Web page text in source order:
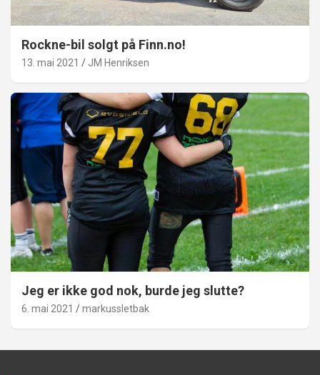
Rockne-bil solgt på Finn.no!
13. mai 2021 JM Henriksen
Jeg er ikke god nok, burde jeg slutte?
6. mai 2021 markussletbak